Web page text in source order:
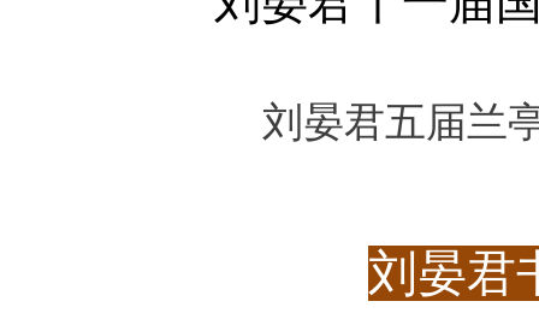
刘晏君五届兰
刘晏君